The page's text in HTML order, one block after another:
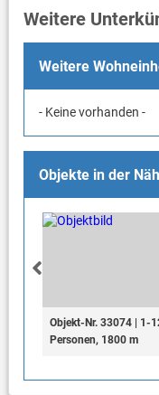
Weitere
Weitere
- Keine vorhanden -
Objekte in der
Objekt-Nr. 33074 | 1-
Personen, 1800 m